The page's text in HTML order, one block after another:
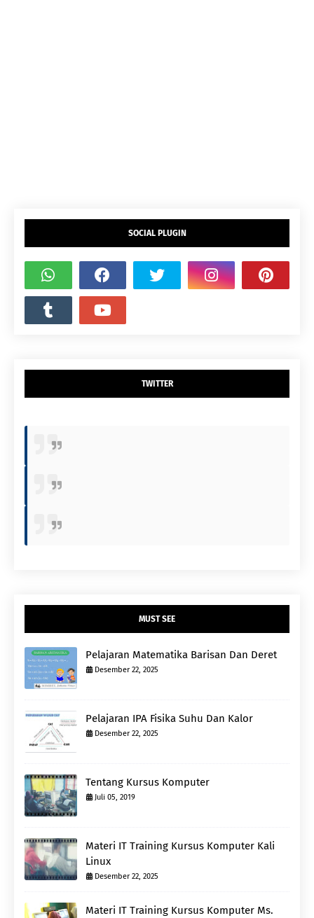
SOCIAL PLUGIN
TWITTER
MUST SEE
Pelajaran Matematika Barisan Dan Deret
Desember 22, 2025
Pelajaran IPA Fisika Suhu Dan Kalor
Desember 22, 2025
Tentang Kursus Komputer
Juli 05, 2019
Materi IT Training Kursus Komputer Kali
Linux
Desember 22, 2025
Materi IT Training Kursus Komputer Ms.